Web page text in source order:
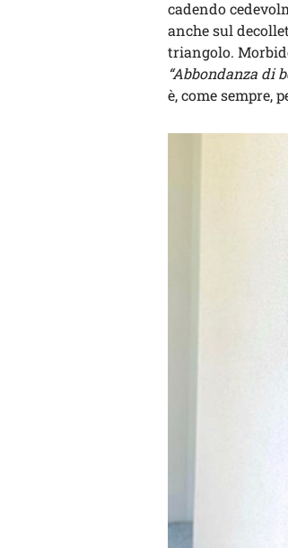
cadendo
anche sul
triangolo.
“Abbondanza di
è, come sempre,